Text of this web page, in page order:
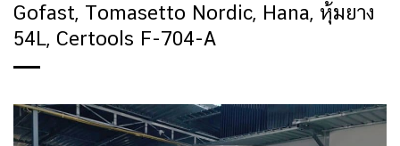
Gofast, Tomasetto Nordic, Hana, หุ้มยาง
54L, Certools F-704-A